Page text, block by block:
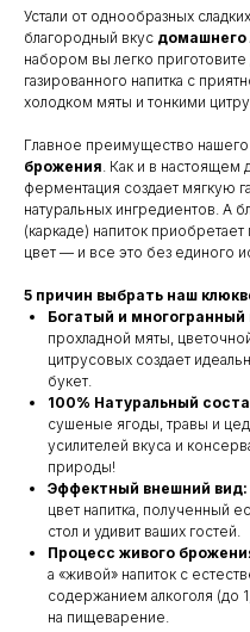
Устали от однообразных
благородный вкус домашнего
набором вы легко приготовите
газированного напитка с
холодком мяты и тонкими
Главное преимущество
брожения. Как и в настоящем
ферментация создает мягкую
натуральных ингредиентов. А
(каркаде) напиток
цвет — и все это без единого
5 причин выбрать наш
Богатый и многогранный
прохладной мяты,
цитрусовых создает
букет.
100% Натуральный
сушеные ягоды, травы и
усилителей вкуса и
природы!
Эффектный внешний вид:
цвет напитка, полученный
стол и удивит ваших гостей.
Процесс живого
а «живой» напиток с
содержанием алкоголя (до
на пищеварение.